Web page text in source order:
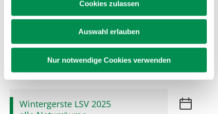
Cookies zulassen
Auswahl erlauben
Nur notwendige Cookies verwenden
Eine tabellarische Darstellung.
Weiter lesen
Wintergerste LSV 2025